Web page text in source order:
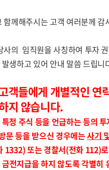
함께해주시는 고객 여러분께 감
사의 임직원을 사칭하여 투자
생하고 있어 안내 말씀 드립니
객들에게 개별적인 연
지 않습니다.
정 주식 등을 언급하는 등의
문 등을 받으신 경우에는사기
1332) 또는 경찰서(전화 112)
전지급을 하지 않도록 각별히
happiness to be
down